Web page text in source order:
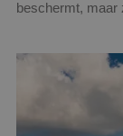
beschermt, maar